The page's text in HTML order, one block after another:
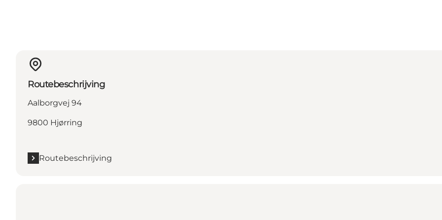
Routebeschrijving
Aalborgvej 94
9800 Hjørring
Routebeschrijving